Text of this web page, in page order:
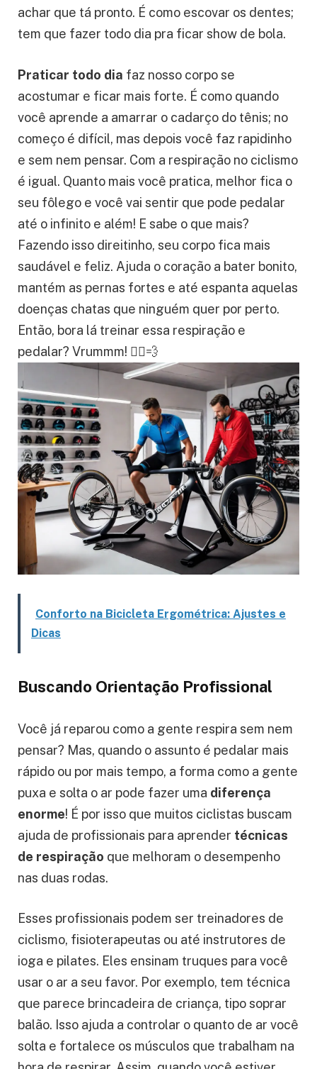
capacete, suas luvinhas e sabendo respirar
direitinho. Uau! Vai ser quase um super-herói
achar que tá pronto. É como escovar os dentes;
tem que fazer todo dia pra ficar show de bola.
Praticar todo diafaz nosso corpo se
acostumar e ficar mais forte. É como quando
você aprende a amarrar o cadarço do tênis; no
começo é difícil, mas depois você faz rapidinho
e sem nem pensar. Com a respiração no ciclismo
é igual. Quanto mais você pratica, melhor fica o
seu fôlego e você vai sentir que pode pedalar
até o infinito e além! E sabe o que mais?
Fazendo isso direitinho, seu corpo fica mais
saudável e feliz. Ajuda o coração a bater bonito,
mantém as pernas fortes e até espanta aquelas
doenças chatas que ninguém quer por perto.
Então, bora lá treinar essa respiração e
pedalar? Vrummm! 🚴‍♀️💨
Conforto na Bicicleta Ergométrica: Ajustes e
Buscando Orientação Profissional
Você já reparou como a gente respira sem nem
pensar? Mas, quando o assunto é pedalar mais
rápido ou por mais tempo, a forma como a gente
puxa e solta o ar pode fazer umadiferença
enorme! É por isso que muitos ciclistas buscam
de respiraçãoque melhoram o desempenho
nas duas rodas.
Esses profissionais podem ser treinadores de
ciclismo, fisioterapeutas ou até instrutores de
ioga e pilates. Eles ensinam truques para você
usar o ar a seu favor. Por exemplo, tem técnica